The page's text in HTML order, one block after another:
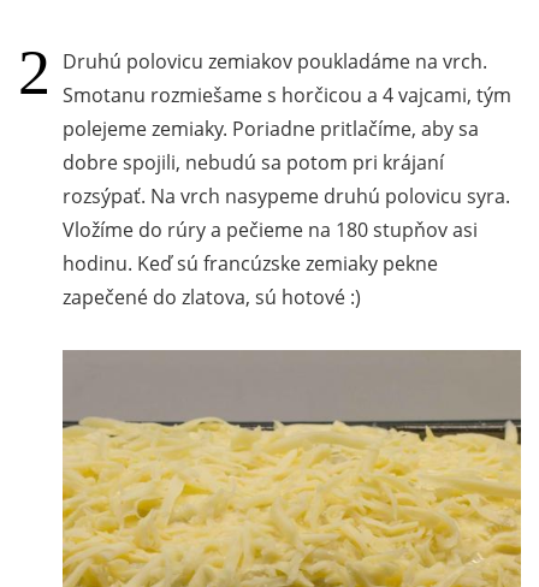
Druhú polovicu zemiakov poukladáme na vrch.
Smotanu rozmiešame s horčicou a 4 vajcami, tým
polejeme zemiaky. Poriadne pritlačíme, aby sa
dobre spojili, nebudú sa potom pri krájaní
rozsýpať. Na vrch nasypeme druhú polovicu syra.
Vložíme do rúry a pečieme na 180 stupňov asi
hodinu. Keď sú francúzske zemiaky pekne
zapečené do zlatova, sú hotové :)